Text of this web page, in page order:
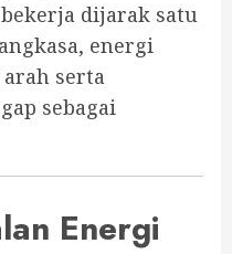
dijarak satu
energi
serta
sebagai
Energi